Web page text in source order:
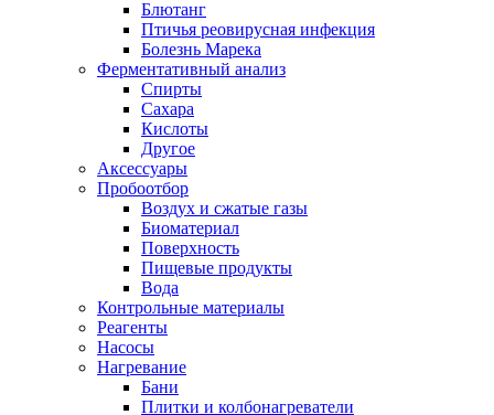
Блютанг
Птичья реовирусная инфекция
Болезнь Марека
Ферментативный анализ
Спирты
Сахара
Кислоты
Другое
Аксессуары
Пробоотбор
Воздух и сжатые газы
Биоматериал
Поверхность
Пищевые продукты
Вода
Контрольные материалы
Реагенты
Насосы
Нагревание
Бани
Плитки и колбонагреватели